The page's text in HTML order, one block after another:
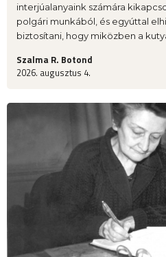
interjúalanyaink számára
polgári munkából, és egyúttal
biztosítani, hogy miközben a
Szalma R. Botond
2026. augusztus 4.